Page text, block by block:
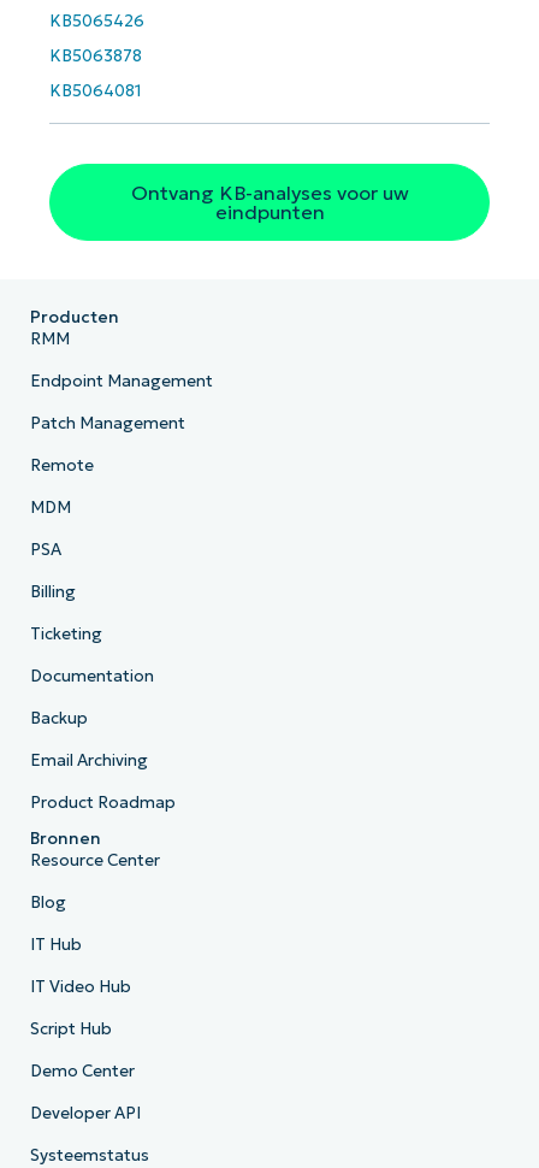
KB5065426
KB5063878
KB5064081
Ontvang KB-analyses voor uw
eindpunten
Land
Producten
RMM
Endpoint Management
Patch Management
Remote
MDM
PSA
Billing
Ticketing
Documentation
Backup
Email Archiving
Product Roadmap
Bronnen
Resource Center
Blog
IT Hub
IT Video Hub
Script Hub
Demo Center
Developer API
Systeemstatus